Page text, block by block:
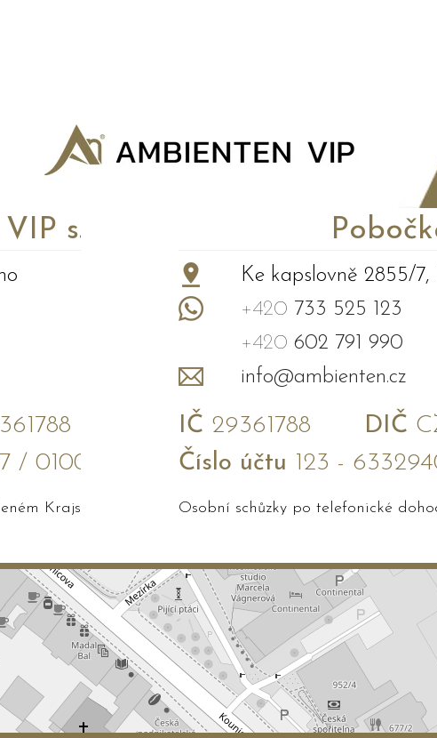
s.r.o.
/ 0100
Krajským soudem v Brně
Ke kapslovně 2855/
+420 733 525 123
+420 602 791 990
info@ambienten.cz
IČ 29361788 DIČ
Číslo účtu 123 -
Osobní schůzky po telefonické